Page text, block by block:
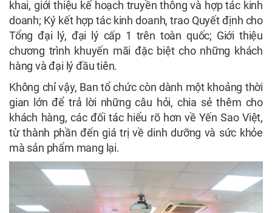
khai, giới thiệu kế hoạch truyền thông và hợp tác kinh
doanh; Ký kết hợp tác kinh doanh, trao Quyết định cho
Tổng đại lý, đại lý cấp 1 trên toàn quốc; Giới thiệu
chương trình khuyến mãi đặc biệt cho những khách
hàng và đại lý đầu tiên.
Không chỉ vậy, Ban tổ chức còn dành một khoảng thời
gian lớn để trả lời những câu hỏi, chia sẻ thêm cho
khách hàng, các đối tác hiểu rõ hơn về Yến Sao Việt,
từ thành phần đến giá trị về dinh dưỡng và sức khỏe
mà sản phẩm mang lại.